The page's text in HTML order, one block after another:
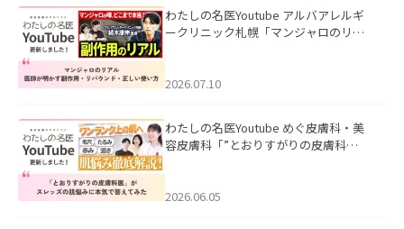
わたしの名医Youtube アルバアレルギ
ークリニック札幌「マンジャロのリア
た。
2026.07.10
わたしの名医Youtube めぐ皮膚科・美
容皮膚科「”とおりすがりの皮膚科
2026.06.05